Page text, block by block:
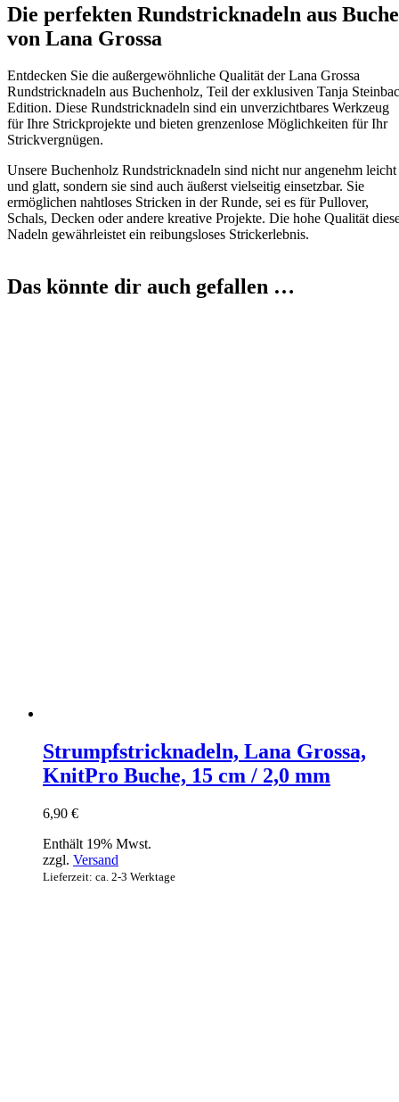
Die perfekten Rundstricknadeln aus Buche
von Lana Grossa
Entdecken Sie die außergewöhnliche Qualität der Lana Grossa
Rundstricknadeln aus Buchenholz, Teil der exklusiven Tanja
Edition. Diese Rundstricknadeln sind ein unverzichtbares Werkzeug
für Ihre Strickprojekte und bieten grenzenlose Möglichkeiten für Ihr
Strickvergnügen.
Unsere Buchenholz Rundstricknadeln sind nicht nur angenehm leicht
und glatt, sondern sie sind auch äußerst vielseitig einsetzbar. Sie
ermöglichen nahtloses Stricken in der Runde, sei es für Pullover,
Schals, Decken oder andere kreative Projekte. Die hohe Qualität
Nadeln gewährleistet ein reibungsloses Strickerlebnis.
Das könnte dir auch gefallen …
Strumpfstricknadeln, Lana Grossa,
KnitPro Buche, 15 cm / 2,0 mm
6,90 €
Enthält 19% Mwst.
zzgl. Versand
Lieferzeit: ca. 2-3 Werktage